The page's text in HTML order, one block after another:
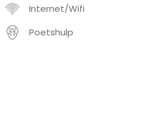
Internet/Wifi
Poetshulp